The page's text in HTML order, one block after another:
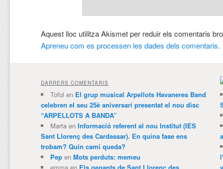
Aquest lloc utilitza Akismet per reduir els comentaris
Apreneu com es processen les dades dels comentaris.
DARRERS COMENTARIS
Tofol en El grup musical Arpellots Havaneres Band
celebren el seu 25è aniversari presentat el nou disc
“ARPELLOTS A BANDA”
Martaen Informació referent al nou Institut (IES
Sant Llorenç des Cardassar). En quina fase ens
trobam? Quin camí queda?
Pepen Mots perduts: memeu
emma en Els gegants de Sant Llorenç des